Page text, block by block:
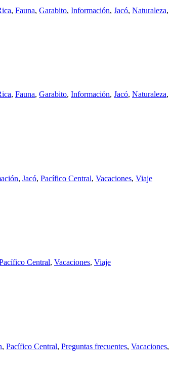
, Fauna, Garabito, Información, Jacó, Naturaleza,
, Fauna, Garabito, Información, Jacó, Naturaleza,
, Jacó, Pacífico Central, Vacaciones, Viaje
Central, Vacaciones, Viaje
, Pacífico Central, Preguntas frecuentes, Vacaciones,